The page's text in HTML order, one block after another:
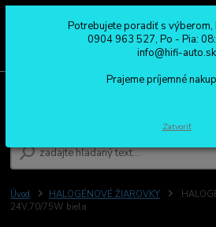
0904 963 527
Po - Pia: 08:00 - 16:00
Úvod HALOGÉNOVÉ ŽIAROVKY
24V,70/75W biela
Potrebujete poradiť s výberom,
0904 963 527, Po - Pia:
info@hifi-auto.sk
Prajeme príjemné
Zatvoriť